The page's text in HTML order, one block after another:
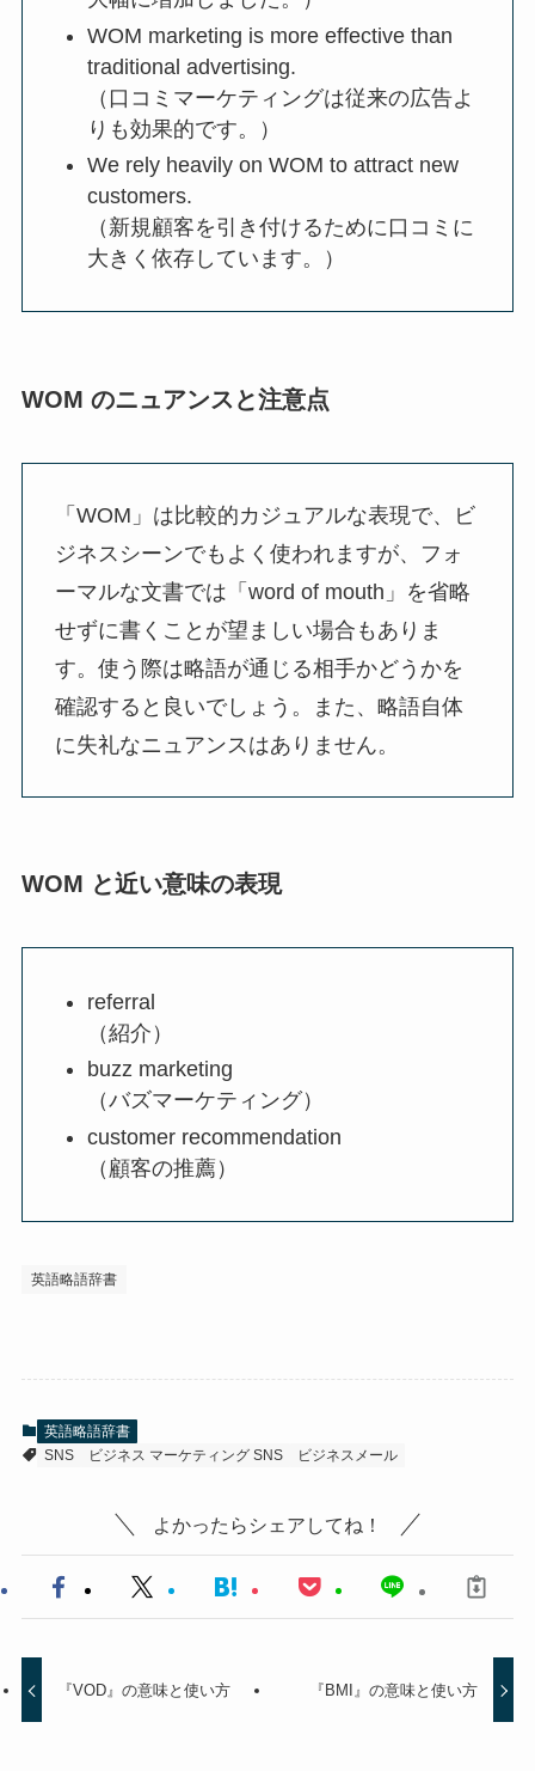
WOM marketing is more effective than
traditional advertising.
（口コミマーケティングは従来の広告よ
りも効果的です。）
We rely heavily on WOM to attract new
customers.
（新規顧客を引き付けるために口コミに
大きく依存しています。）
WOM のニュアンスと注意点
「WOM」は比較的カジュアルな表現で、ビ
ジネスシーンでもよく使われますが、フォ
ーマルな文書では「word of mouth」を省略
せずに書くことが望ましい場合もありま
す。使う際は略語が通じる相手かどうかを
確認すると良いでしょう。また、略語自体
に失礼なニュアンスはありません。
WOM と近い意味の表現
referral
（紹介）
buzz marketing
（バズマーケティング）
customer recommendation
（顧客の推薦）
英語略語辞書
英語略語辞書
SNS
ビジネス マーケティング SNS ビジネスメール
よかったらシェアしてね！
『VOD』の意味と使い方 『BMI』の意味と使い方